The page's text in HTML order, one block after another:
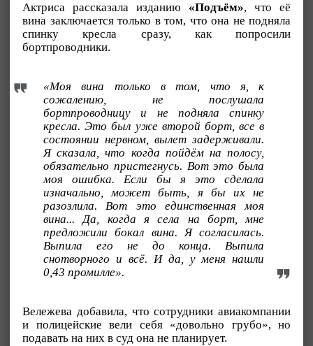
Актриса рассказала изданию «Подъём», что её
вина заключается только в том, что она не подняла
спинку кресла сразу, как попросили
бортпроводники.
«Моя вина только в том, что я, к
сожалению, не послушала
бортпроводницу и не подняла спинку
кресла. Это был уже второй борт, все в
состоянии нервном, вылет задерживали.
Я сказала, что когда пойдём на полосу,
обязательно пристегнусь. Вот это была
моя ошибка. Если бы я это сделала
изначально, может быть, я бы их не
разозлила. Вот это единственная моя
вина... Да, когда я села на борт, мне
предложили бокал вина. Я согласилась.
Выпила его не до конца. Выпила
снотворного и всё. И да, у меня нашли
0,43 промилле».
Вележева добавила, что сотрудники авиакомпании
и полицейские вели себя «довольно грубо», но
подавать на них в суд она не планирует.